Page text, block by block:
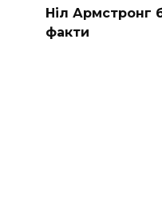
Ніл Армстронг
факти